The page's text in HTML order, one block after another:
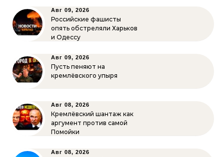
Авг 09, 2026
Российские фашисты
опять обстреляли Харьков
и Одессу
Авг 09, 2026
Пусть пеняют на
кремлёвского упыря
Авг 08, 2026
Кремлёвский шантаж как
аргумент против самой
Помойки
Авг 08, 2026